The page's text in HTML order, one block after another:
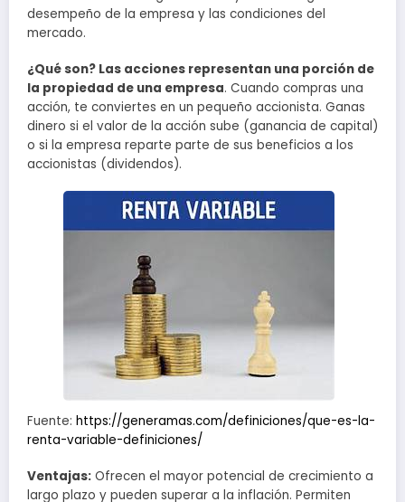
desempeño de la empresa y las condiciones del
mercado.
¿Qué son? Las acciones representan una porción de
la propiedad de una empresa. Cuando compras una
acción, te conviertes en un pequeño accionista. Ganas
dinero si el valor de la acción sube (ganancia de capital)
o si la empresa reparte parte de sus beneficios a los
accionistas (dividendos).
Fuente: https://generamas.com/definiciones/que-es-la-
renta-variable-definiciones/
Ventajas: Ofrecen el mayor potencial de crecimiento a
largo plazo y pueden superar a la inflación. Permiten